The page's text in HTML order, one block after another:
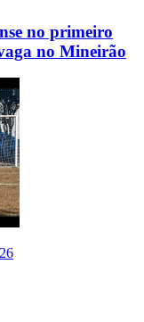
no primeiro
no Mineirão